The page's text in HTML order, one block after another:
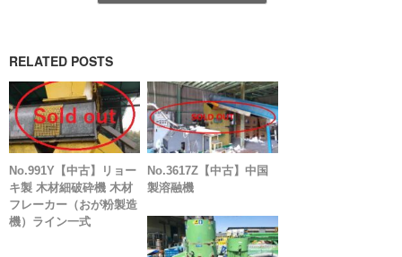
RELATED POSTS
No.991Y【中古】リョー
キ製 木材細破砕機 木材
フレーカー（おが粉製造
機）ライン一式
No.3617Z【中古】中国
製溶融機